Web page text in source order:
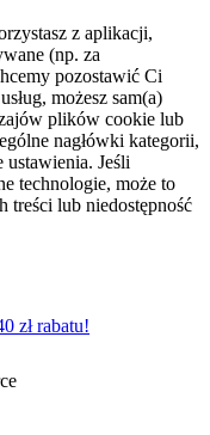
z aplikacji,
(np. za
pozostawić Ci
możesz sam(a)
plików cookie lub
nagłówki kategorii,
Jeśli
technologie, może to
treści lub niedostępność
zł rabatu!